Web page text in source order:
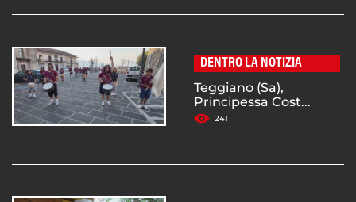
DENTRO LA NOTIZIA
Teggiano (Sa),
Principessa Cost...
241